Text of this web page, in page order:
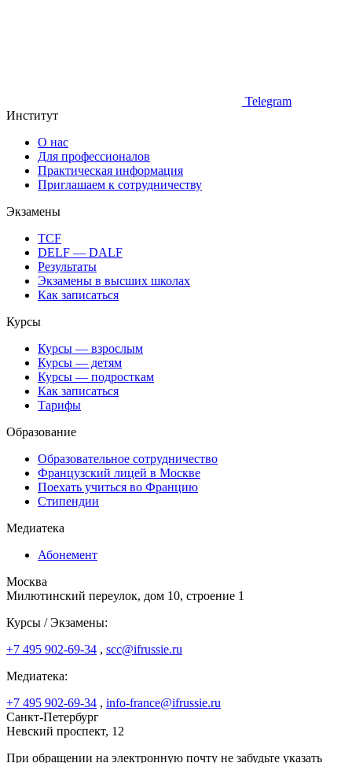
Telegram
Институт
О нас
Для профессионалов
Практическая информация
Приглашаем к сотрудничеству
Экзамены
TCF
DELF — DALF
Результаты
Экзамены в высших школах
Как записаться
Курсы
Курсы — взрослым
Курсы — детям
Курсы — подросткам
Как записаться
Тарифы
Образование
Образовательное сотрудничество
Французский лицей в Москве
Поехать учиться во Францию
Стипендии
Медиатека
Абонемент
Москва
Милютинский переулок, дом 10, строение 1
Курсы / Экзамены:
+7 495 902-69-34 , scc@ifrussie.ru
Медиатека:
+7 495 902-69-34 , info-france@ifrussie.ru
Санкт-Петербург
Невский проспект, 12
При обращении на электронную почту не забудьте указать